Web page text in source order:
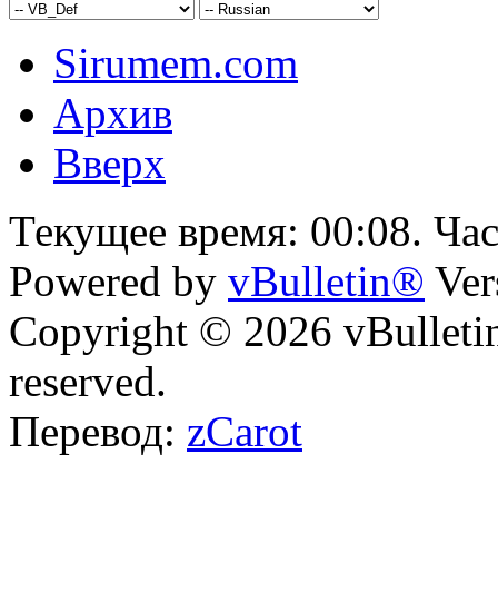
Sirumem.com
Архив
Вверх
Текущее время: 00:08.
Powered by vBulletin®
Copyright © 2026
reserved.
Перевод: zCarot